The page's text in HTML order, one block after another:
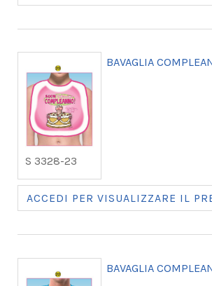
S 3328-23
BAVAGLIA
ACCEDI PER VISUALIZZARE IL
BAVAGLIA